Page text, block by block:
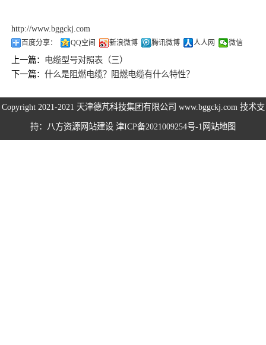
http://www.bggckj.com
百度分享： QQ空间 新浪微博 腾讯微博 人人网 微信
上一篇： 电缆型号对照表（三）
下一篇：什么是阻燃电缆？阻燃电缆有什么特性？
Copyright 2021-2021 天津德芃科技集团有限公司 www.bggckj.com 技术支
持：八方资源网站建设 津ICP备2021009254号-1 网站地图
通讯电缆
本安电缆
伺服电机、变频
电热电势转换开